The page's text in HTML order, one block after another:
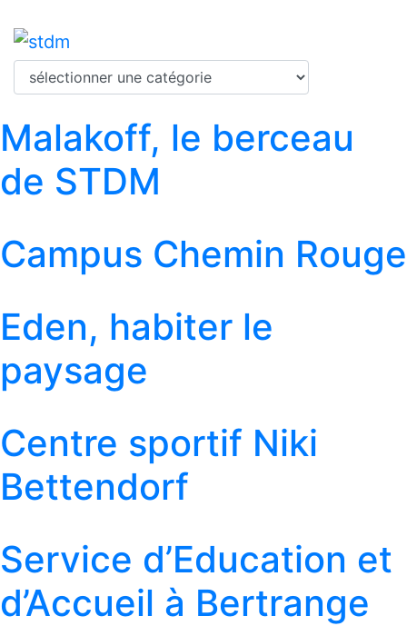
Malakoff, le berceau
de STDM
Campus Chemin Rouge
Eden, habiter le
paysage
Centre sportif Niki
Bettendorf
Service d’Education et
d’Accueil à Bertrange